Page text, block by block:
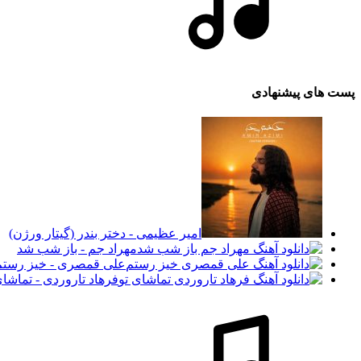
پست های پیشنهادی
امیر عظیمی - دختر بندر (گیتار ورژن)
مهراد جم - باز شب شد
علی قمصری - خیز
فرهاد تاروردی -